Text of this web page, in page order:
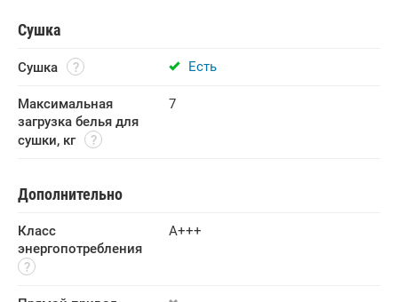
Сушка
Сушка Есть
Максимальная
загрузка белья для
сушки, кг
7
Дополнительно
Класс
энергопотребления
A+++